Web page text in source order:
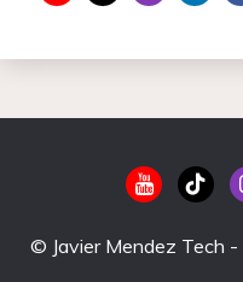
© Javier Mendez Tech -